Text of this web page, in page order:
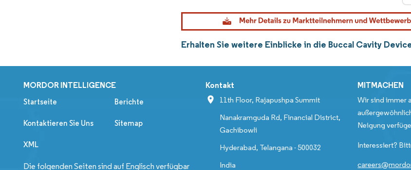
Erhalten Sie weitere Einblicke in die Buccal Cavity
MORDOR INTELLIGENCE
Startseite Berichte
Kontaktieren Sie Uns Sitemap
XML
Die folgenden Seiten sind auf Englisch verfügbar
Kontakt
11th Floor, Rajapushpa Summit
Nanakramguda Rd, Financial District,
Gachibowli
Hyderabad, Telangana - 500032
India
MITMACHEN
Wir sind immer
Neigung
Interessiert?